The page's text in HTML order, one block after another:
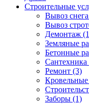
Строительные
Вывоз
Вывоз
Демонтаж
Земляные
Бетонные
Сантехника
Ремонт (3)
Заборы (1)